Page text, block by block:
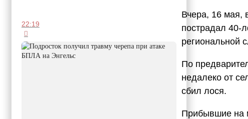
22:19
Вчера, 16 мая,
пострадал 40-
региональной
По
недалеко от
сбил лося.
Прибывшие на